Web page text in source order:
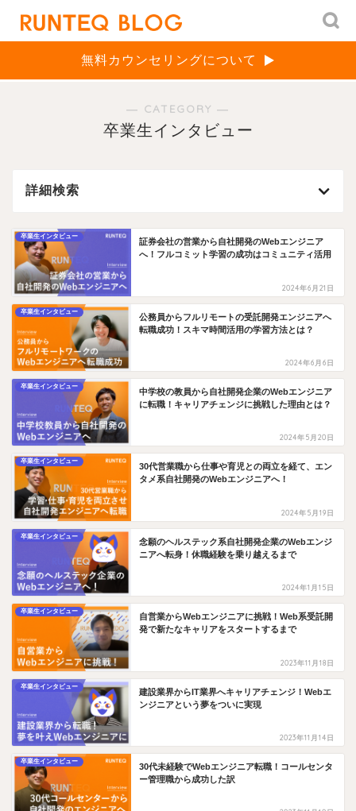
無料カウンセリングについて
― CATEGORY ―
卒業生インタビュー
詳細検索
卒業生インタビュー
証券会社の営業から自社開発のWebエンジニア
へ！フルコミット学習の成功はコミュニティ活用
2024年6月21日
卒業生インタビュー
公務員からフルリモートの受託開発エンジニアへ
転職成功！スキマ時間活用の学習方法とは？
2024年6月6日
卒業生インタビュー
中学校の教員から自社開発企業のWebエンジニア
に転職！キャリアチェンジに挑戦した理由とは？
2024年5月20日
卒業生インタビュー
30代営業職から仕事や育児との両立を経て、エン
タメ系自社開発のWebエンジニアへ！
2024年5月19日
卒業生インタビュー
念願のヘルステック系自社開発企業のWebエンジ
ニアへ転身！休職経験を乗り越えるまで
2024年1月15日
卒業生インタビュー
自営業からWebエンジニアに挑戦！Web系受託開
発で新たなキャリアをスタートするまで
2023年11月18日
卒業生インタビュー
建設業界からIT業界へキャリアチェンジ！Webエ
ンジニアという夢をついに実現
2023年11月14日
卒業生インタビュー
30代未経験でWebエンジニア転職！コールセンタ
ー管理職から成功した訳